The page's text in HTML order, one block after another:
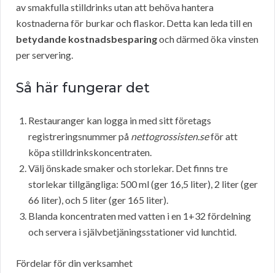
av smakfulla stilldrinks utan att behöva hantera
kostnaderna för burkar och flaskor. Detta kan leda till en
betydande kostnadsbesparingoch därmed öka vinsten
per servering.
Så här fungerar det
Restauranger kan logga in med sitt företags
registreringsnummer på nettogrossisten.seför att
köpa stilldrinkskoncentraten.
Välj önskade smaker och storlekar. Det finns tre
storlekar tillgängliga: 500 ml (ger 16,5 liter), 2 liter (ger
66 liter), och 5 liter (ger 165 liter).
Blanda koncentraten med vatten i en 1+32 fördelning
och servera i självbetjäningsstationer vid lunchtid.
Fördelar för din verksamhet